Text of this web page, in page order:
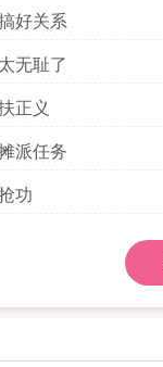
好关系
无耻了
正义
派任务
功